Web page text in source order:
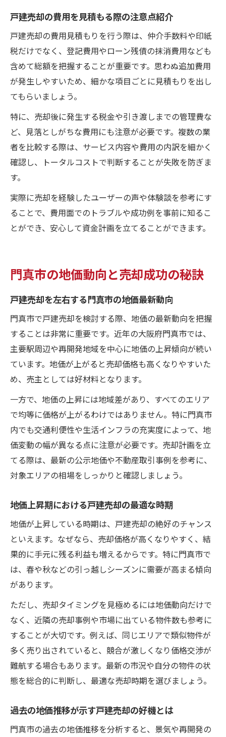
戸建売却の費用を見積もる際の注意点紹介
戸建売却の費用見積もりを行う際は、仲介手数料や印紙
税だけでなく、登記費用やローン残債の抹消費用なども
含めて総額を把握することが重要です。思わぬ追加費用
が発生しやすいため、細かな項目ごとに見積もりを出し
てもらいましょう。
特に、売却後に発生する税金や引き渡しまでの管理費な
ど、見落としがちな費用にも注意が必要です。複数の業
者を比較する際は、サービス内容や費用の内訳を細かく
確認し、トータルコストで判断することが失敗を防ぎま
す。
実際に売却を経験したユーザーの声や体験談を参考にす
ることで、費用面でのトラブルや成功例を事前に知るこ
とができ、安心して資金計画を立てることができます。
門真市の地価動向と売却成功の秘訣
戸建売却を左右する門真市の地価最新動向
門真市で戸建売却を検討する際、地価の最新動向を把握
することは非常に重要です。近年の大阪府門真市では、
主要駅周辺や再開発地域を中心に地価の上昇傾向が続い
ています。地価が上がると売却価格も高くなりやすいた
め、売主としては好材料となります。
一方で、地価の上昇には地域差があり、すべてのエリア
で均等に価格が上がるわけではありません。特に門真市
内でも交通利便性や生活インフラの充実度によって、地
価変動の幅が異なる点に注意が必要です。売却計画を立
てる際は、最新の公示地価や不動産取引事例を参考に、
対象エリアの相場をしっかりと確認しましょう。
地価上昇期における戸建売却の最適な時期
地価が上昇している時期は、戸建売却の絶好のチャンス
といえます。なぜなら、売却価格が高くなりやすく、結
果的に手元に残る利益も増えるからです。特に門真市で
は、春や秋などの引っ越しシーズンに需要が高まる傾向
があります。
ただし、売却タイミングを見極めるには地価動向だけで
なく、近隣の売却事例や市場に出ている物件数も参考に
することが大切です。例えば、同じエリアで類似物件が
多く売り出されていると、競合が激しくなり価格交渉が
難航する場合もあります。最新の市況や自分の物件の状
態を総合的に判断し、最適な売却時期を選びましょう。
過去の地価推移が示す戸建売却の好機とは
門真市の過去の地価推移を分析すると、景気や再開発の